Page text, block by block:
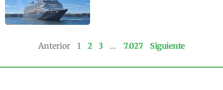
Anterior 1 2 3 … 7.027 Siguiente